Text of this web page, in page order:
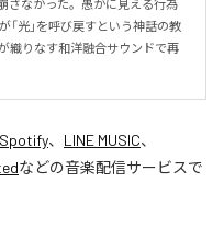
さなかった。愚かに見える行為
「光」を呼び戻すという神話の教
織りなす和洋融合サウンドで再
Spotify、 LINE MUSIC、
などの音楽配信サービスで